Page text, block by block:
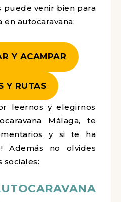
puede venir bien para
en autocaravana:
Y ACAMPAR
Y RUTAS
leernos y elegirnos
Málaga, te
y si te ha
Además no olvides
sociales: